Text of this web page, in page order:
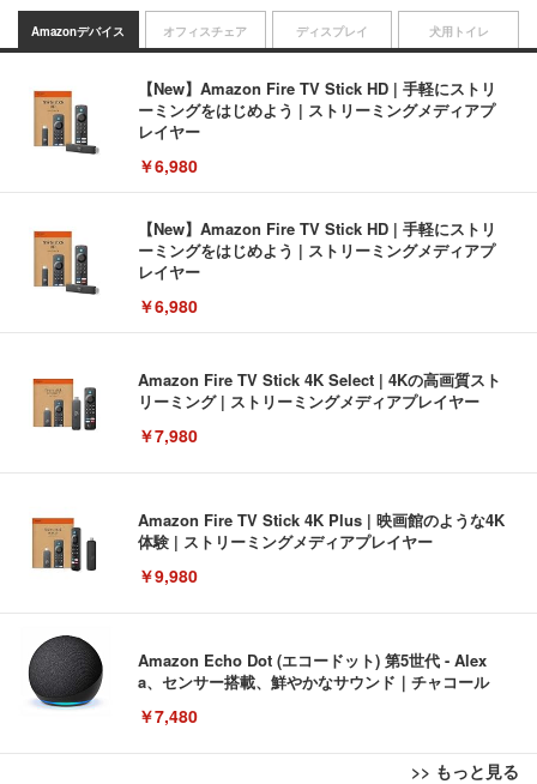
Amazonデバイス
【New】Amazon Fire TV Stick HD | 手軽にストリ
ーミングをはじめよう | ストリーミングメディアプ
レイヤー
￥6,980
【New】Amazon Fire TV Stick HD | 手軽にストリ
ーミングをはじめよう | ストリーミングメディアプ
レイヤー
￥6,980
Amazon Fire TV Stick 4K Select | 4Kの高画質スト
リーミング | ストリーミングメディアプレイヤー
￥7,980
Amazon Fire TV Stick 4K Plus | 映画館のような4K
体験 | ストリーミングメディアプレイヤー
￥9,980
Amazon Echo Dot (エコードット) 第5世代 - Alex
a、センサー搭載、鮮やかなサウンド｜チャコール
￥7,480
>> もっと見る
オフィスチェア ディスプレイ 犬用トイレ